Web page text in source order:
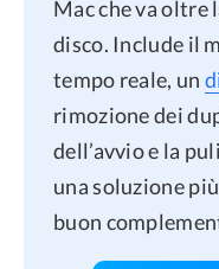
Mac che va oltre
disco. Include il
tempo reale, un
rimozione dei
dell’avvio e la
una soluzione
buon